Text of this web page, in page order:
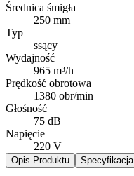
Średnica śmigła
250 mm
Typ
ssący
Wydajność
965 m³/h
Prędkość obrotowa
1380 obr/min
Głośność
75 dB
Napięcie
220 V
Opis Produktu Specyfikacja